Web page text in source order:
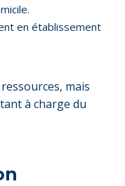
en établissement
mais
à charge du